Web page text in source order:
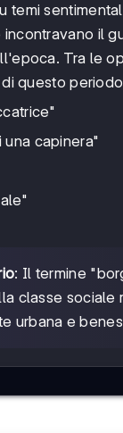
temi
incontravano il
Tra le
questo
una capinera"
: Il termine
classe sociale
urbana e